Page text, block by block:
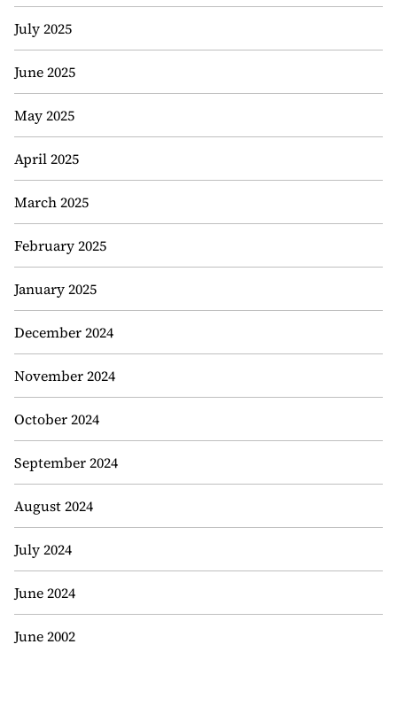
July 2025
June 2025
May 2025
April 2025
March 2025
February 2025
January 2025
December 2024
November 2024
October 2024
September 2024
August 2024
July 2024
June 2024
June 2002